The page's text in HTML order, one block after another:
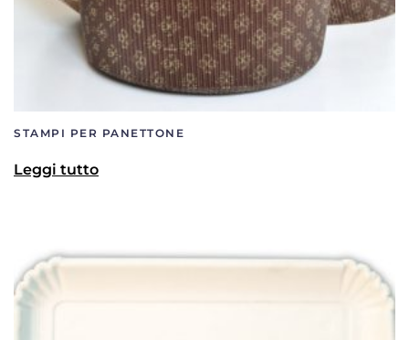
STAMPI PER PANETTONE
Leggi tutto